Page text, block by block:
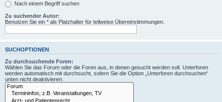
Nach einem Begriff suchen
Zu suchender Autor:
Benutzen Sie ein * als Platzhalter für teilweise Übereinstimmungen.
SUCHOPTIONEN
Zu durchsuchende Foren:
Wählen Sie das Forum oder die Foren aus, in denen gesucht werden soll. Unterforen
werden automatisch mit durchsucht, sofern Sie die Option „Unterforen durchsuchen“
unten nicht deaktivieren.